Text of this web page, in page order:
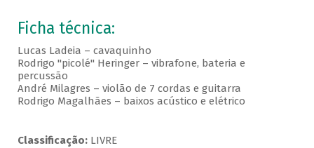
Ficha técnica:
Lucas Ladeia – cavaquinho
Rodrigo "picolé" Heringer – vibrafone, bateria e
percussão
André Milagres – violão de 7 cordas e guitarra
Rodrigo Magalhães – baixos acústico e elétrico
Classificação:LIVRE